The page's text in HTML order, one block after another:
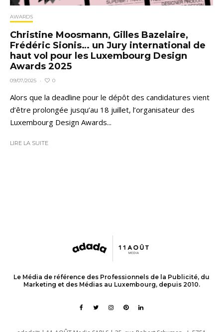
AWARDS
Christine Moosmann, Gilles Bazelaire,
Frédéric Sionis… un Jury international de
haut vol pour les Luxembourg Design
Awards 2025
09/07/2025 · 0
Alors que la deadline pour le dépôt des candidatures vient
d’être prolongée jusqu’au 18 juillet, l’organisateur des
Luxembourg Design Awards...
LIRE LA SUITE
Le Média de référence des Professionnels de la Publicité, du
Marketing et des Médias au Luxembourg, depuis 2010.